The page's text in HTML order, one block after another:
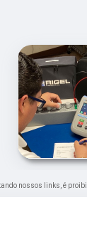
nossos links, é